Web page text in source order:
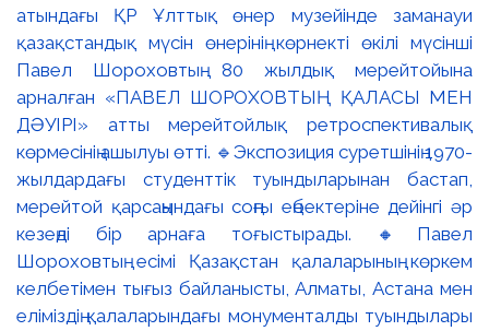
атындағы ҚР Ұлттық өнер музейінде заманауи
қазақстандық мүсін өнерінің көрнекті өкілі мүсінші
Павел Шороховтың 80 жылдық мерейтойына
арналған «ПАВЕЛ ШОРОХОВТЫҢ ҚАЛАСЫ МЕН
ДӘУІРІ» атты мерейтойлық ретроспективалық
көрмесінің ашылуы өтті. 🔹Экспозиция суретшінің 1970-
жылдардағы студенттік туындыларынан бастап,
мерейтой қарсаңындағы соңғы еңбектеріне дейінгі әр
кезеңді бір арнаға тоғыстырады. 🔸Павел
Шороховтың есімі Қазақстан қалаларының көркем
келбетімен тығыз байланысты, Алматы, Астана мен
еліміздің қалаларындағы монументалды туындылары